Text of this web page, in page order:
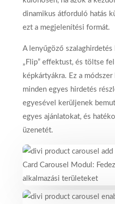
dinamikus átforduló hatás
ezt a megjelenítési formát.
A lenyűgöző szalaghirdetés
„Flip” effektust, és töltse
képkártyákra. Ez a
minden egyes hirdetés
egyesével kerüljenek
egyes ajánlatokat, és
üzenetét.